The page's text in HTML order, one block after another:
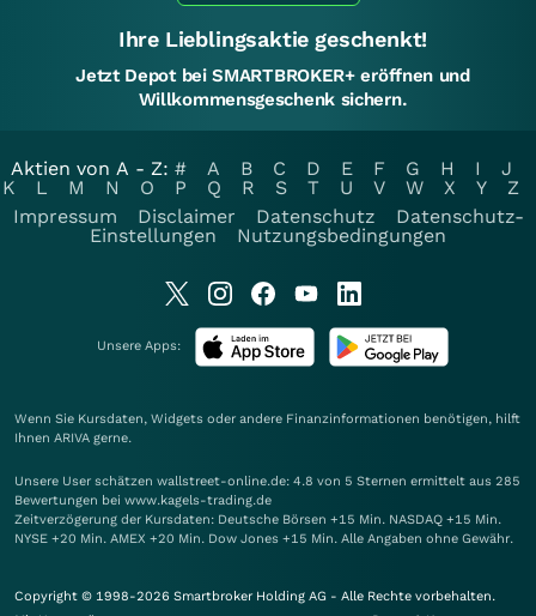
Ihre Lieblingsaktie geschenkt!
Jetzt Depot bei SMARTBROKER+ eröffnen und
Willkommensgeschenk sichern.
Aktien von A - Z: # A B C D E F G H I
J
K
L M N O P Q R S T U V W X Y
Z
Impressum
Disclaimer Datenschutz
Datenschutz-
Einstellungen
Nutzungsbedingungen
Unsere Apps:
Wenn Sie Kursdaten, Widgets oder andere Finanzinformationen benötigen, hilft
Ihnen ARIVA gerne.
Unsere User schätzen wallstreet-online.de: 4.8 von 5 Sternen ermittelt aus 285
Bewertungen bei www.kagels-trading.de
Zeitverzögerung der Kursdaten: Deutsche Börsen +15 Min. NASDAQ +15 Min.
NYSE +20 Min. AMEX +20 Min. Dow Jones +15 Min. Alle Angaben ohne Gewähr.
Copyright © 1998-2026 Smartbroker Holding AG - Alle Rechte vorbehalten.